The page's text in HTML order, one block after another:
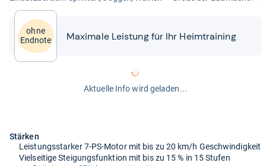
ohne
Endnote
Maxi­male Leis­tung für Ihr Heim­trai­ning
Aktuelle Info wird geladen...
Stärken
Leistungsstarker 7-PS-Motor mit bis zu 20 km/h Geschwindigkeit
Vielseitige Steigungsfunktion mit bis zu 15 % in 15 Stufen